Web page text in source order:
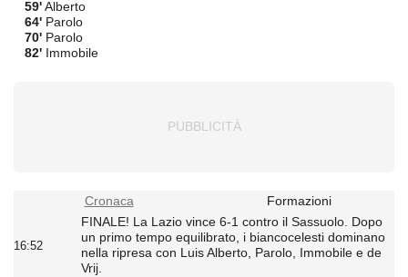
59'Alberto
64' Parolo
70' Parolo
82' Immobile
Cronaca Formazioni
16:52
FINALE! La Lazio vince 6-1 contro il Sassuolo. Dopo
un primo tempo equilibrato, i biancocelesti dominano
nella ripresa con Luis Alberto, Parolo, Immobile e de
Vrij.